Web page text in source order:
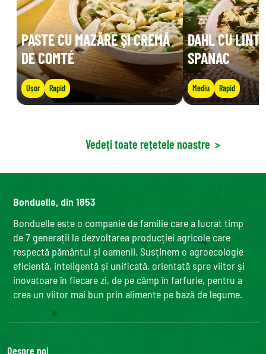
PASTE CU MAZĂRE ȘI CREMĂ
DE COMTÉ
Ușor Rapid
DAHL CU
SPANAC
Mediu Rapid
Vedeți toate rețetele noastre >
Bonduelle, din 1853
Bonduelle este o companie de familie care a lucrat timp
de 7 generații la dezvoltarea producției agricole care
respectă pământul și oamenii. Susținem o agroecologie
eficientă, inteligentă și unificată, orientată spre viitor și
inovatoare în fiecare zi, de pe câmp în farfurie, pentru a
crea un viitor mai bun prin alimente pe bază de legume.
Despre noi